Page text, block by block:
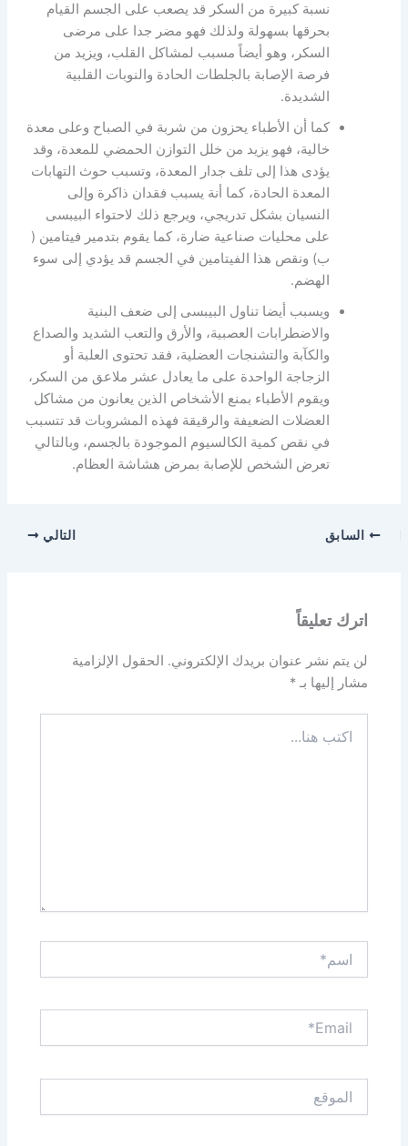
نسبة كبيرة من السكر قد يصعب على الجسم القيام
بحرقها بسهولة ولذلك فهو مضر جدا على مرضى
السكر، وهو أيضاً مسبب لمشاكل القلب، ويزيد من
فرصة الإصابة بالجلطات الحادة والنوبات القلبية
الشديدة.
كما أن الأطباء يحزون من شربة في الصباح وعلى معدة
خالية، فهو يزيد من خلل التوازن الحمضي للمعدة، وقد
يؤدى هذا إلى تلف جدار المعدة، وتسبب حوث التهابات
المعدة الحادة، كما أنة يسبب فقدان ذاكرة وإلى
النسيان بشكل تدريجي، ويرجع ذلك لاحتواء البيبسى
على محليات صناعية ضارة، كما يقوم بتدمير فيتامين (
ب) ونقص هذا الفيتامين في الجسم قد يؤدي إلى سوء
الهضم.
ويسبب أيضا تناول البيبسى إلى ضعف البنية
والاضطرابات العصبية، والأرق والتعب الشديد والصداع
والكآبة والتشنجات العضلية، فقد تحتوى العلبة أو
الزجاجة الواحدة على ما يعادل عشر ملاعق من السكر،
ويقوم الأطباء بمنع الأشخاص الذين يعانون من مشاكل
العضلات الضعيفة والرقيقة فهذه المشروبات قد تتسبب
في نقص كمية الكالسيوم الموجودة بالجسم، وبالتالي
تعرض الشخص للإصابة بمرض هشاشة العظام.
السابق التالي
اترك تعليقاً
لن يتم نشر عنوان بريدك الإلكتروني. الحقول الإلزامية
مشار إليها بـ*
هنا...